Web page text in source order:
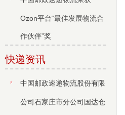
Ozon平台“最佳发展物流合
作伙伴”奖
快递资讯
中国邮政速递物流股份有限
公司石家庄市分公司国达仓